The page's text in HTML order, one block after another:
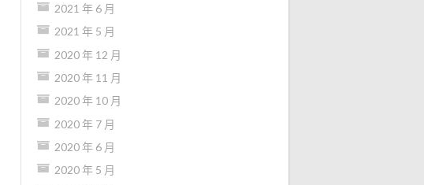
2021 年 6 月
2021 年 5 月
2020 年 12 月
2020 年 11 月
2020 年 10 月
2020 年 7 月
2020 年 6 月
2020 年 5 月